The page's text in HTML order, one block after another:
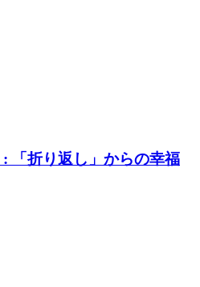
「折り返し」からの幸福